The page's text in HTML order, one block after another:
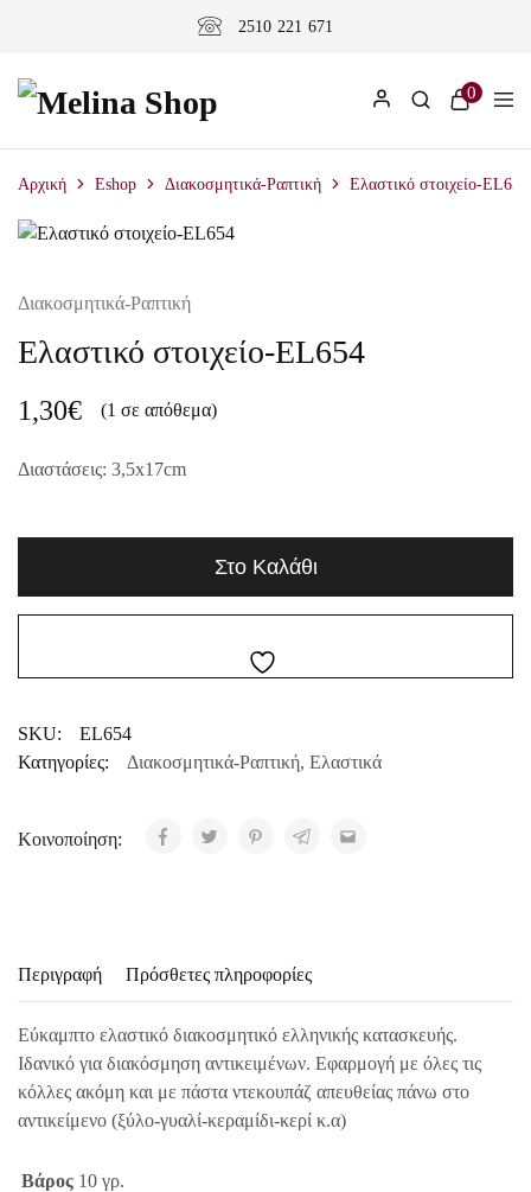
2510 221 671
0
Αρχική Eshop Διακοσμητικά-Ραπτική Ελαστικό στοιχείο-EL654
Διακοσμητικά-Ραπτική
Ελαστικό στοιχείο-EL654
1,30€ (1 σε απόθεμα)
Διαστάσεις: 3,5x17cm
Στο Καλάθι
SKU:
EL654
Κατηγορίες:
Διακοσμητικά-Ραπτική, Ελαστικά
Κοινοποίηση:
Περιγραφή Πρόσθετες πληροφορίες
Εύκαμπτο ελαστικό διακοσμητικό ελληνικής κατασκευής.
Ιδανικό για διακόσμηση αντικειμένων. Εφαρμογή με όλες τις
κόλλες ακόμη και με πάστα ντεκουπάζ απευθείας πάνω στο
αντικείμενο (ξύλο-γυαλί-κεραμίδι-κερί κ.α)
Βάρος 10 γρ.